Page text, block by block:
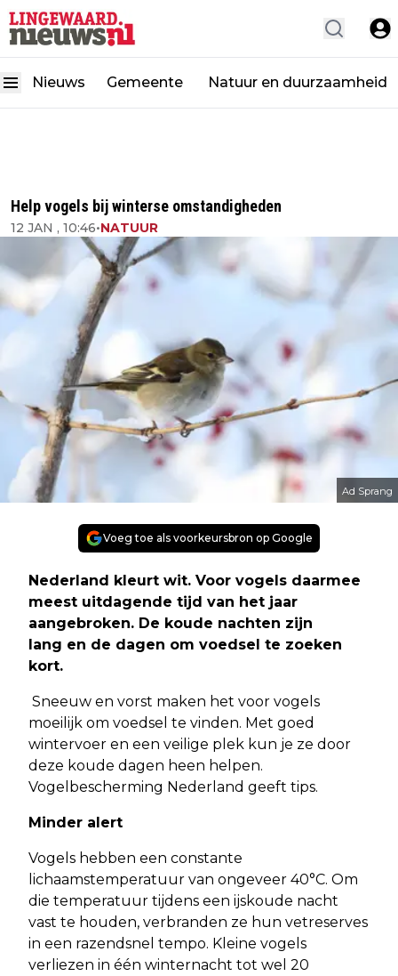
Nieuws Gemeente Natuur en duurzaamheid
Help vogels bij winterse omstandigheden
12 JAN , 10:46•NATUUR
Ad Sprang
Voeg toe als voorkeursbron op Google
Nederland kleurt wit. Voor vogels daarmee
meest uitdagende tijd van het jaar
aangebroken. De koude nachten zijn
lang en de dagen om voedsel te zoeken
kort.
Sneeuw en vorst maken het voor vogels
moeilijk om voedsel te vinden. Met goed
wintervoer en een veilige plek kun je ze door
deze koude dagen heen helpen.
Vogelbescherming Nederland geeft tips.
Minder alert
Vogels hebben een constante
lichaamstemperatuur van ongeveer 40°C. Om
die temperatuur tijdens een ijskoude nacht
vast te houden, verbranden ze hun vetreserves
in een razendsnel tempo. Kleine vogels
verliezen in één winternacht tot wel 20